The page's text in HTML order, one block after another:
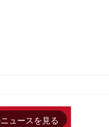
ュースを見る